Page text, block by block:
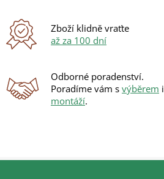
u
Zboží klidně vraťte
až za 100 dní
Odborné poradenství.
Poradíme vám s výběrem i
montáží.
Z